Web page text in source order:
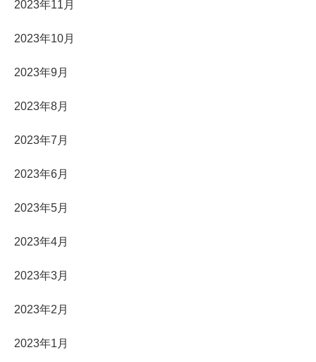
2023年11月
2023年10月
2023年9月
2023年8月
2023年7月
2023年6月
2023年5月
2023年4月
2023年3月
2023年2月
2023年1月